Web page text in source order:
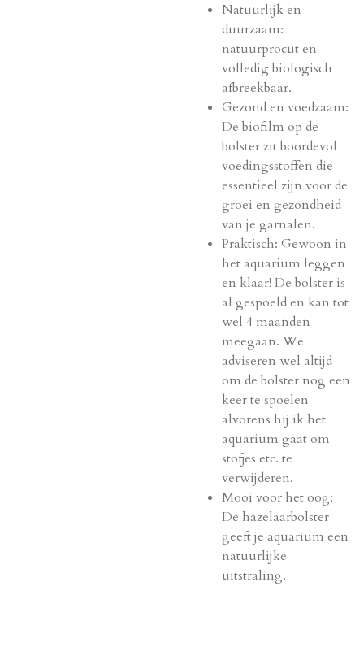
Natuurlijk en
duurzaam:
natuurprocut en
volledig biologisch
afbreekbaar.
Gezond en voedzaam:
De biofilm op de
bolster zit boordevol
voedingsstoffen die
essentieel zijn voor de
groei en gezondheid
van je garnalen.
Praktisch: Gewoon in
het aquarium leggen
en klaar! De bolster is
al gespoeld en kan tot
wel 4 maanden
meegaan. We
adviseren wel altijd
om de bolster nog een
keer te spoelen
alvorens hij ik het
aquarium gaat om
stofjes etc. te
verwijderen.
Mooi voor het oog:
De hazelaarbolster
geeft je aquarium een
natuurlijke
uitstraling.